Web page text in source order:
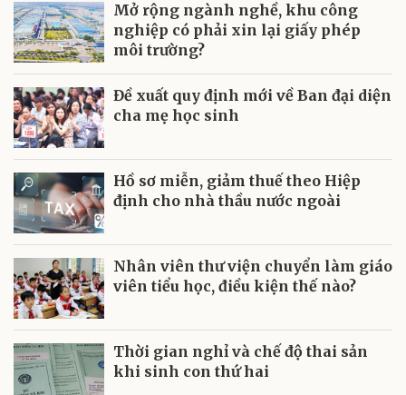
Mở rộng ngành nghề, khu công
nghiệp có phải xin lại giấy phép
môi trường?
Đề xuất quy định mới về Ban đại diện
cha mẹ học sinh
Hồ sơ miễn, giảm thuế theo Hiệp
định cho nhà thầu nước ngoài
Nhân viên thư viện chuyển làm giáo
viên tiểu học, điều kiện thế nào?
Thời gian nghỉ và chế độ thai sản
khi sinh con thứ hai